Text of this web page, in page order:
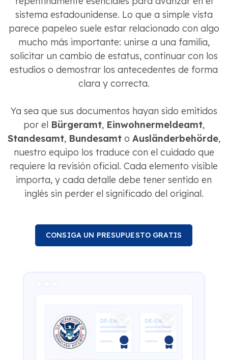
sistema estadounidense. Lo que a simple vista
parece papeleo suele estar relacionado con algo
mucho más importante: unirse a una familia,
solicitar un cambio de estatus, continuar con los
estudios o demostrar los antecedentes de forma
clara y correcta.
Ya sea que sus documentos hayan sido emitidos
por el Bürgeramt, Einwohnermeldeamt,
Standesamt, Bundesamto Ausländerbehörde,
nuestro equipo los traduce con el cuidado que
requiere la revisión oficial. Cada elemento visible
importa, y cada detalle debe tener sentido en
inglés sin perder el significado del original.
CONSIGA UN PRESUPUESTO GRATIS